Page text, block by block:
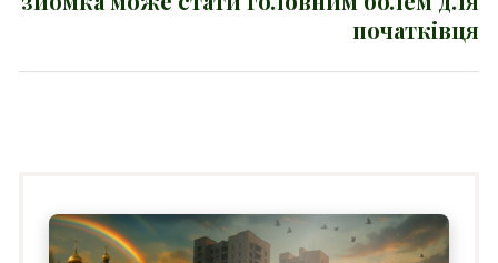
початківця